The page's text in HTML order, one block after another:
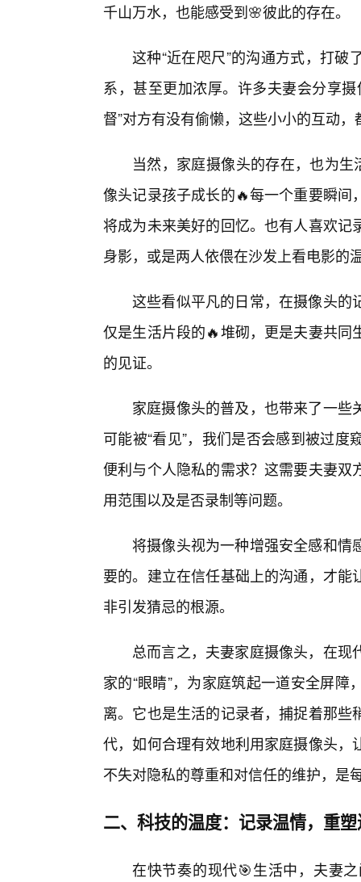
千山万水，也能感受到🌸彼此的存在。
这种“近在咫尺”的沟通方式，打
系，甚至更加浓厚。许多夫妻会分享
督”对方有没有偷懒，这些小小的互动
当然，家庭摄像头的存在，也为
像头记录孩子成长的🔥每一个重要瞬
将成为未来美好的回忆。也有人喜欢
身影，或是两人依偎在沙发上看电影的
这些看似平凡的日常，在摄像头的
仅是生活片段的🔥堆砌，更是夫妻共
的见证。
家庭摄像头的普及，也带来了一
可能被“看见”，我们是否会感到被过
便利与个人隐私的需求？这需要夫妻
用范围以及是否录制等问题。
将摄像头视为一种增强安全感和情
要的。建立在信任基础上的沟通，才
非引发猜忌的根源。
总而言之，夫妻家庭摄像头，在
家的“眼睛”，为家庭筑起一道安全屏
离。它也是生活的记录者，捕捉着那
代，如何合理有效地利用家庭摄像头
不失对隐私的尊重和对信任的维护，是
二、科技的温度：记录温情，重
在快节奏的现代🎯生活中，夫妻